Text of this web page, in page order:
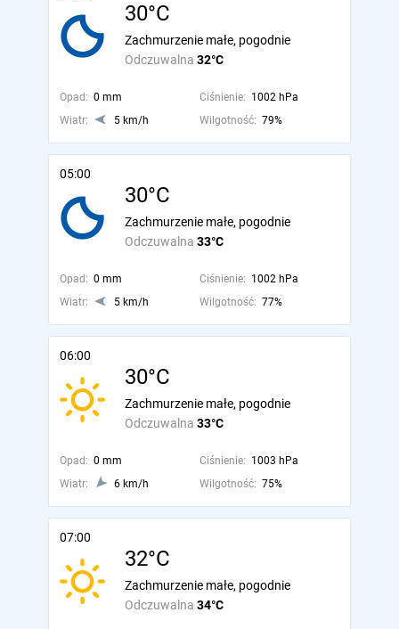
30°C
Odczuwalna 32°C
Zachmurzenie małe, pogodnie
Opad: 0 mm Ciśnienie: 1002 hPa
Wiatr:
5 km/h Wilgotność: 79%
05:00
30°C
Odczuwalna 33°C
Zachmurzenie małe, pogodnie
Opad: 0 mm Ciśnienie: 1002 hPa
Wiatr:
5 km/h Wilgotność: 77%
06:00
30°C
Odczuwalna 33°C
Zachmurzenie małe, pogodnie
Opad: 0 mm Ciśnienie: 1003 hPa
Wiatr:
6 km/h Wilgotność: 75%
07:00
32°C
Odczuwalna 34°C
Zachmurzenie małe, pogodnie